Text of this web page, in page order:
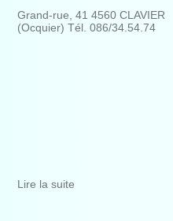
Grand-rue, 41 4560 CLAVIER
(Ocquier) Tél. 086/34.54.74
Lire la suite